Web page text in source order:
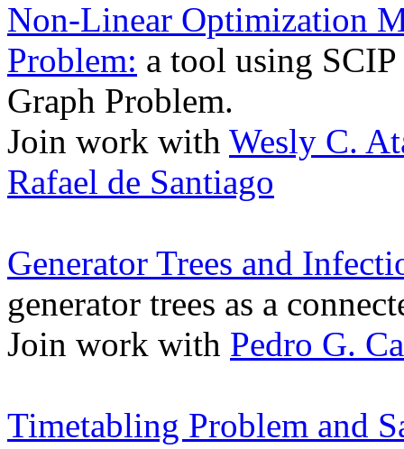
Non-Linear Optimization
Problem: a tool using
Graph Problem.
Join work with Wesly C.
Rafael de Santiago
Generator Trees and
generator trees as a
Join work with Pedro G.
Timetabling Problem and